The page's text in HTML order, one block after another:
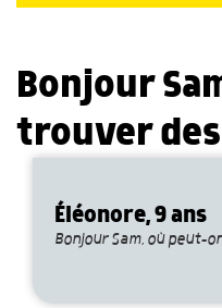
Bonjour
trouver
Éléonore, 9 ans
Bonjour Sam, où peut-